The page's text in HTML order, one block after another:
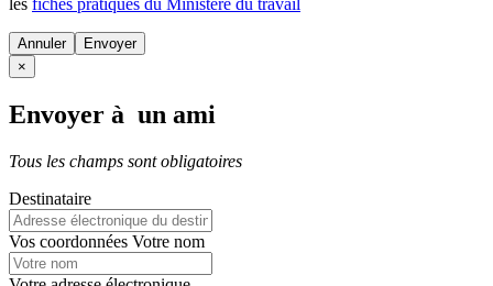
les fiches pratiques du Ministère du travail
Annuler
×
Envoyer à un ami
Tous les champs sont obligatoires
Destinataire
Vos coordonnées Votre nom